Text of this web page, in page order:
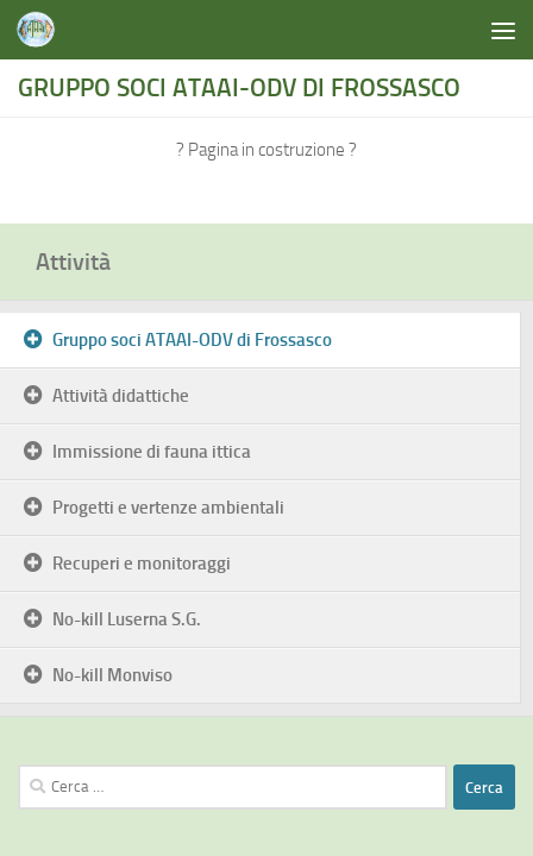
Salta al contenuto
GRUPPO SOCI ATAAI-ODV DI FROSSASCO
?️ Pagina in costruzione ?️
Attività
Gruppo soci ATAAI-ODV di Frossasco
Attività didattiche
Immissione di fauna ittica
Progetti e vertenze ambientali
Recuperi e monitoraggi
No-kill Luserna S.G.
No-kill Monviso
Ricerca
per: